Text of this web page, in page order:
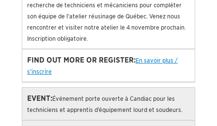
recherche de techniciens et mécaniciens pour compléter
son équipe de l’atelier réusinage de Québec. Venez nous
rencontrer et visiter notre atelier le 4 novembre prochain.
Inscription obligatoire.
En savoir plus /
s’inscrire
Événement porte ouverte à Candiac pour les
techniciens et apprentis d’équipement lourd et soudeurs.